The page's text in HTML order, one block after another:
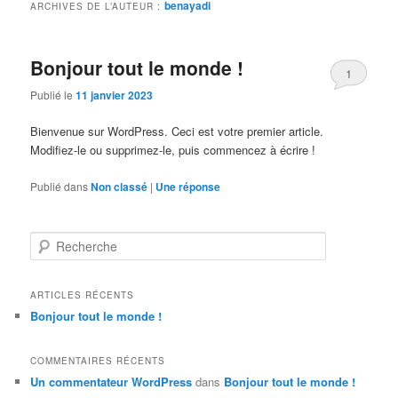
ARCHIVES DE L’AUTEUR : benayadi
Bonjour tout le monde !
Publié le11 janvier 2023
1
Bienvenue sur WordPress. Ceci est votre premier article.
Modifiez-le ou supprimez-le, puis commencez à écrire !
Publié dansNon classé | Uneréponse
e
h
r
h
e
ARTICLES RÉCENTS
Bonjour tout le monde !
COMMENTAIRES RÉCENTS
Un commentateur WordPress dans Bonjour tout le monde !